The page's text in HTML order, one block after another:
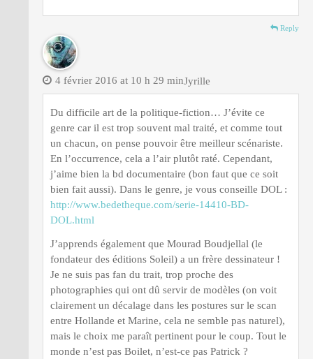
Reply
Jyrille
4 février 2016 at 10 h 29 min
Du difficile art de la politique-fiction… J’évite ce
genre car il est trop souvent mal traité, et comme tout
un chacun, on pense pouvoir être meilleur scénariste.
En l’occurrence, cela a l’air plutôt raté. Cependant,
j’aime bien la bd documentaire (bon faut que ce soit
bien fait aussi). Dans le genre, je vous conseille DOL :
http://www.bedetheque.com/serie-14410-BD-
DOL.html
J’apprends également que Mourad Boudjellal (le
fondateur des éditions Soleil) a un frère dessinateur !
Je ne suis pas fan du trait, trop proche des
photographies qui ont dû servir de modèles (on voit
clairement un décalage dans les postures sur le scan
entre Hollande et Marine, cela ne semble pas naturel),
mais le choix me paraît pertinent pour le coup. Tout le
monde n’est pas Boilet, n’est-ce pas Patrick ?